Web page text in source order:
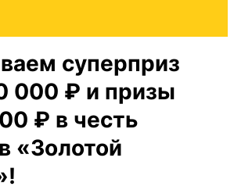
суперприз
000 ₽ и призы
₽ в честь
«Золотой